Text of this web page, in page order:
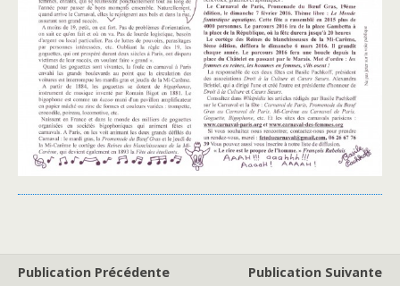
Publication Précédente
Publication Suivante